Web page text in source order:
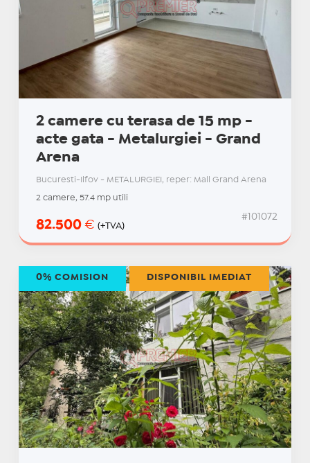
2 camere cu terasa de 15 mp -
acte gata - Metalurgiei - Grand
Arena
Bucuresti-Ilfov - METALURGIEI, reper: Mall Grand Arena
2 camere, 57.4 mp utili
82.500 € (+TVA)
#101072
0% COMISION DISPONIBIL IMEDIAT